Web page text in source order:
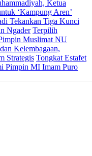
Ketua
‘Kampung Aren’
Tekankan Tiga Kunci
Ngader Terpilih
Muslimat NU
Kelembagaan,
Strategis Tongkat Estafet
Pimpin MI Imam Puro